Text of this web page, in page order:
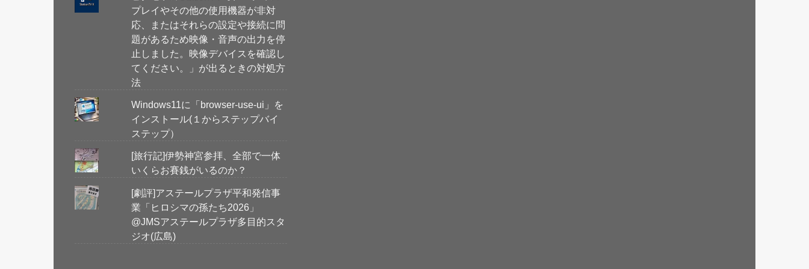
プレイやその他の使用機器が非対
応、またはそれらの設定や接続に問
題があるため映像・音声の出力を停
止しました。映像デバイスを確認し
てください。」が出るときの対処方
法
Windows11に「browser-use-ui」を
インストール(１からステップバイ
ステップ）
[旅行記]伊勢神宮参拝、全部で一体
いくらお賽銭がいるのか？
[劇評]アステールプラザ平和発信事
業「ヒロシマの孫たち2026」
@JMSアステールプラザ多目的スタ
ジオ(広島)